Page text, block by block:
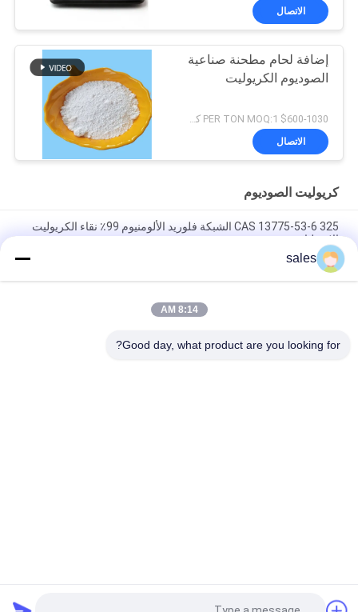
الاتصال
إضافة لحام مطحنة صناعية
الصوديوم الكريوليت
$600-1030 PER TON MOQ:1 كجم
الاتصال
كريوليت الصوديوم
CAS 13775-53-6 325 الشبكة فلوريد الألومنيوم 99٪ نقاء الكريوليت
الاصطناعي
الصناعي
الوزن الجزيئي 209.94 الصوديوم الكريوليت المركب الكيميائي غير قابل
sales
8:14 AM
Good day, what product are you looking for?